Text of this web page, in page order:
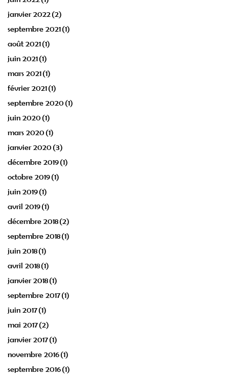
janvier 2022 (2)
septembre 2021(1)
août 2021(1)
juin 2021(1)
mars 2021(1)
février 2021(1)
septembre 2020 (1)
juin 2020 (1)
mars 2020 (1)
janvier 2020 (3)
décembre 2019(1)
octobre 2019(1)
juin 2019(1)
avril 2019(1)
décembre 2018(2)
septembre 2018(1)
juin 2018(1)
avril 2018(1)
janvier 2018(1)
septembre 2017(1)
juin 2017(1)
mai 2017(2)
janvier 2017(1)
novembre 2016(1)
septembre 2016(1)